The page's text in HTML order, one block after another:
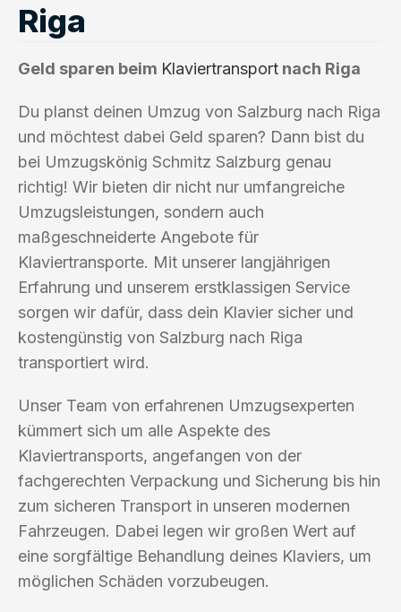
Riga
Geld sparen beim Klaviertransport nach Riga
Du planst deinen Umzug von Salzburg nach Riga
und möchtest dabei Geld sparen? Dann bist du
bei Umzugskönig Schmitz Salzburg genau
richtig! Wir bieten dir nicht nur umfangreiche
Umzugsleistungen, sondern auch
maßgeschneiderte Angebote für
Klaviertransporte. Mit unserer langjährigen
Erfahrung und unserem erstklassigen Service
sorgen wir dafür, dass dein Klavier sicher und
kostengünstig von Salzburg nach Riga
transportiert wird.
Unser Team von erfahrenen Umzugsexperten
kümmert sich um alle Aspekte des
Klaviertransports, angefangen von der
fachgerechten Verpackung und Sicherung bis hin
zum sicheren Transport in unseren modernen
Fahrzeugen. Dabei legen wir großen Wert auf
eine sorgfältige Behandlung deines Klaviers, um
möglichen Schäden vorzubeugen.